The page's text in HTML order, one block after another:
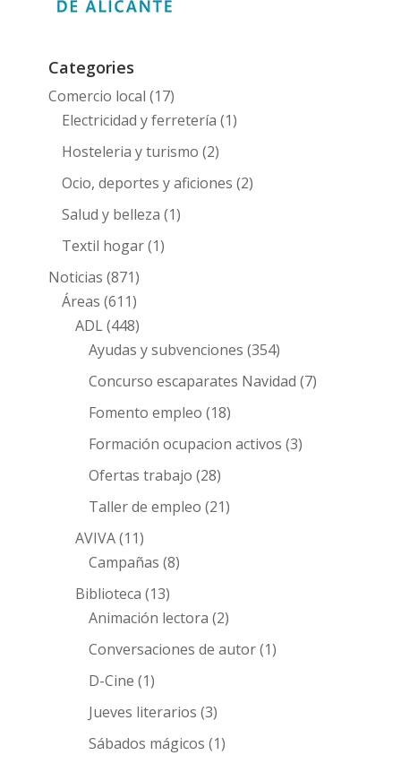
Categories
Comercio local (17)
Electricidad y ferretería (1)
Hosteleria y turismo (2)
Ocio, deportes y aficiones (2)
Salud y belleza (1)
Textil hogar(1)
Noticias (871)
Áreas (611)
ADL(448)
Ayudas y subvenciones (354)
Concurso escaparates Navidad (7)
Fomento empleo (18)
Formación ocupacion activos (3)
Ofertas trabajo (28)
Taller de empleo (21)
AVIVA(11)
Campañas (8)
Biblioteca (13)
Animación lectora (2)
Conversaciones de autor(1)
D-Cine (1)
Jueves literarios (3)
Sábados mágicos (1)